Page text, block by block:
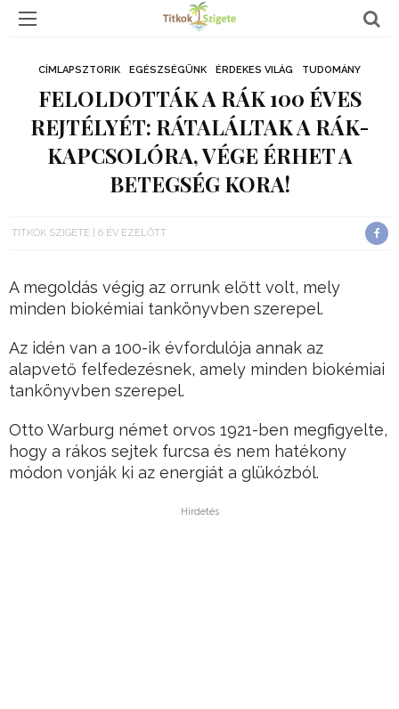
CÍMLAPSZTORIK EGÉSZSÉGÜNK ÉRDEKES VILÁG TUDOMÁNY
FELOLDOTTÁK A RÁK 100 ÉVES
REJTÉLYÉT: RÁTALÁLTAK A RÁK-
KAPCSOLÓRA, VÉGE ÉRHET A
BETEGSÉG KORA!
TITKOK SZIGETE 6 ÉV EZELŐTT
A megoldás végig az orrunk előtt volt, mely
minden biokémiai tankönyvben szerepel.
Az idén van a 100-ik évfordulója annak az
alapvető felfedezésnek, amely minden biokémiai
tankönyvben szerepel.
Otto Warburg német orvos 1921-ben megfigyelte,
hogy a rákos sejtek furcsa és nem hatékony
módon vonják ki az energiát a glükózból.
Hirdetés